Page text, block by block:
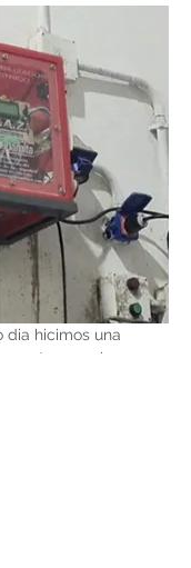
dia hicimos una
entrenar a los